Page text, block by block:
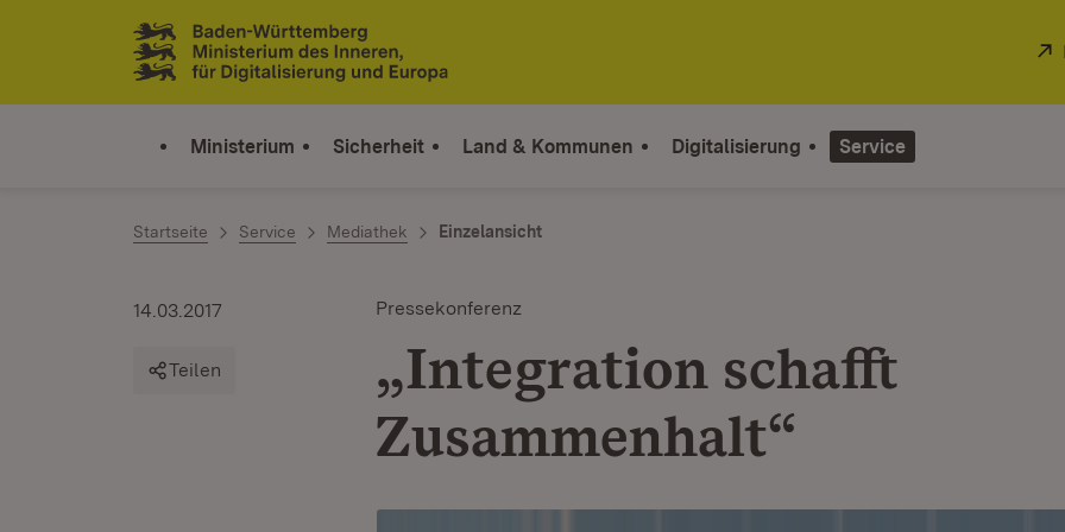
Zum Inhalt springen
Link zur Startseite
Ministerium Sicherheit Land & Kommunen Digitalisierung Service
Startseite Service Mediathek Einzelansicht
Pressekonferenz
„Integration schafft
Zusammenhalt“
14.03.2017
Teilen